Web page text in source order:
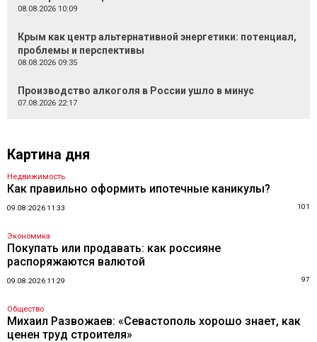
08.08.2026 10:09
Крым как центр альтернативной энергетики: потенциал,
проблемы и перспективы
08.08.2026 09:35
Производство алкоголя в России ушло в минус
07.08.2026 22:17
Картина дня
Недвижимость
Как правильно оформить ипотечные каникулы?
09.08.2026 11:33 101
Экономика
Покупать или продавать: как россияне
распоряжаются валютой
09.08.2026 11:29 97
Общество
Михаил Развожаев: «Севастополь хорошо знает, как
ценен труд строителя»